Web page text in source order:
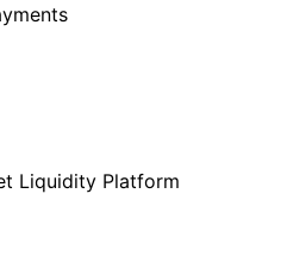
Liquidity Platform